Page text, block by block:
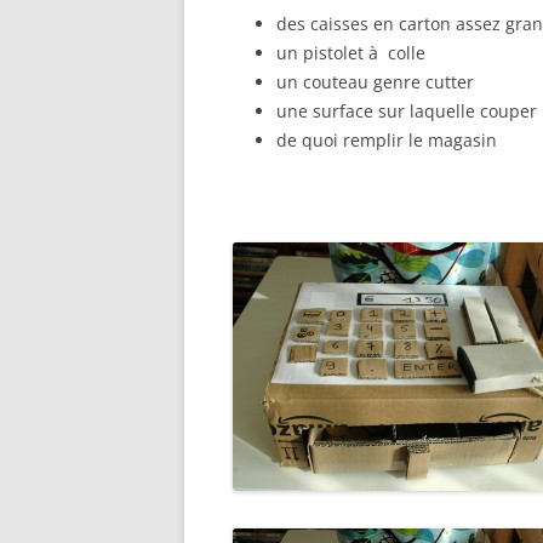
des caisses en carton assez
un pistolet à colle
un couteau genre cutter
une surface sur laquelle couper
de quoi remplir le magasin